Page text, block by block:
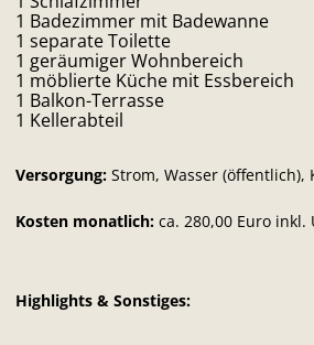
1 Badezimmer mit Badewanne
1 separate Toilette
1 geräumiger Wohnbereich
1 möblierte Küche mit Essbereich
1 Balkon-Terrasse
1 Kellerabteil
Versorgung: Strom, Wasser
Kosten monatlich: ca. 280,00 Euro
Highlights & Sonstiges: